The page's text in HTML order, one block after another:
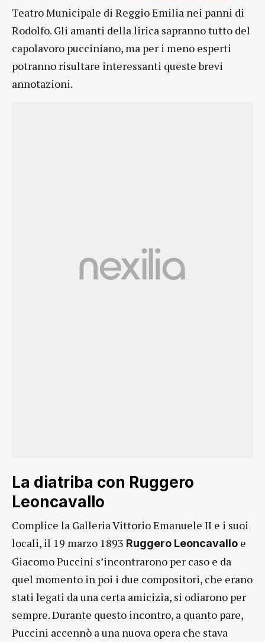
Teatro Municipale di Reggio Emilia nei panni di
Rodolfo. Gli amanti della lirica sapranno tutto del
capolavoro pucciniano, ma per i meno esperti
potranno risultare interessanti queste brevi
annotazioni.
La diatriba con Ruggero
Leoncavallo
Complice la Galleria Vittorio Emanuele II e i suoi
locali, il 19 marzo 1893 Ruggero Leoncavallo e
Giacomo Puccini s’incontrarono per caso e da
quel momento in poi i due compositori, che erano
stati legati da una certa amicizia, si odiarono per
sempre. Durante questo incontro, a quanto pare,
Puccini accennò a una nuova opera che stava